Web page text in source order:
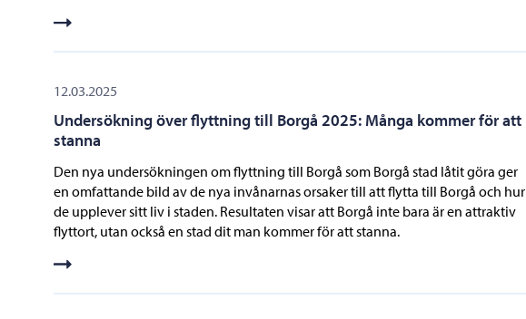
12.03.2025
Undersökning över flyttning till Borgå 2025: Många kommer för att
stanna
Den nya undersökningen om flyttning till Borgå som Borgå stad låtit göra ger
en omfattande bild av de nya invånarnas orsaker till att flytta till Borgå och hur
de upplever sitt liv i staden. Resultaten visar att Borgå inte bara är en attraktiv
flyttort, utan också en stad dit man kommer för att stanna.